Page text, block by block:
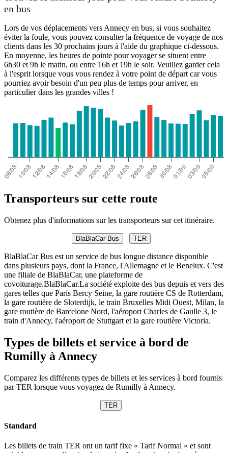
en bus
Lors de vos déplacements vers Annecy en bus, si vous souhaitez
éviter la foule, vous pouvez consulter la fréquence de voyage de nos
clients dans les 30 prochains jours à l'aide du graphique ci-dessous.
En moyenne, les heures de pointe pour voyager se situent entre
6h30 et 9h le matin, ou entre 16h et 19h le soir. Veuillez garder cela
à l'esprit lorsque vous vous rendez à votre point de départ car vous
pourriez avoir besoin d'un peu plus de temps pour arriver, en
particulier dans les grandes villes !
Transporteurs sur cette route
Obtenez plus d'informations sur les transporteurs sur cet itinéraire.
BlaBlaCar Bus TER
BlaBlaCar Bus est un service de bus longue distance disponible
dans plusieurs pays, dont la France, l'Allemagne et le Benelux. C'est
une filiale de BlaBlaCar, une plateforme de
covoiturage.BlaBlaCar.La société exploite des bus depuis et vers des
gares telles que Paris Bercy Seine, la gare routière CS de Rotterdam,
la gare routière de Sloterdijk, le train Bruxelles Midi Ouest, Milan, la
gare routière de Barcelone Nord, l'aéroport Charles de Gaulle 3, le
train d'Annecy, l'aéroport de Stuttgart et la gare routière Victoria.
Types de billets et service à bord de
Rumilly à Annecy
Comparez les différents types de billets et les services à bord fournis
par TER lorsque vous voyagez de Rumilly à Annecy.
TER
Standard
Les billets de train TER ont un tarif fixe « Tarif Normal » et sont